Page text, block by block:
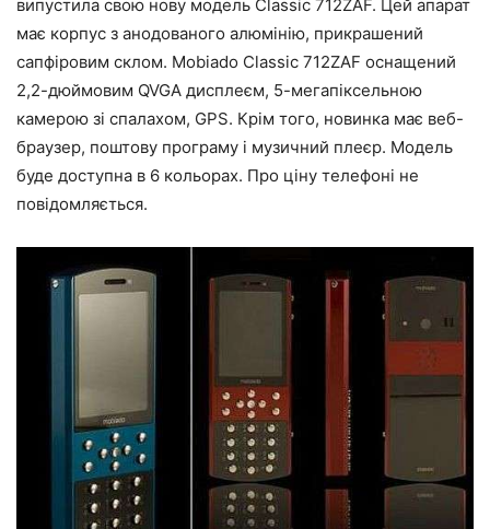
випустила свою нову модель Classic 712ZAF. Цей апарат
має корпус з анодованого алюмінію, прикрашений
сапфіровим склом. Mobiado Classic 712ZAF оснащений
2,2-дюймовим QVGA дисплеєм, 5-мегапіксельною
камерою зі спалахом, GPS. Крім того, новинка має веб-
браузер, поштову програму і музичний плеєр. Модель
буде доступна в 6 кольорах. Про ціну телефоні не
повідомляється.